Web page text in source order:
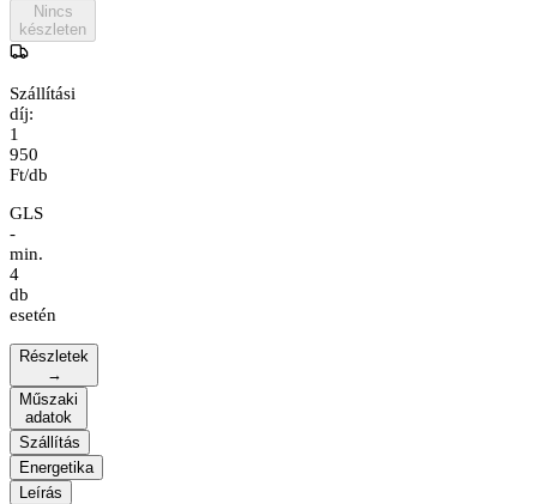
Nincs
készleten
Szállítási
díj:
1
950
Ft/db
GLS
-
min.
4
db
esetén
Részletek
→
Műszaki
adatok
Szállítás
Energetika
Leírás